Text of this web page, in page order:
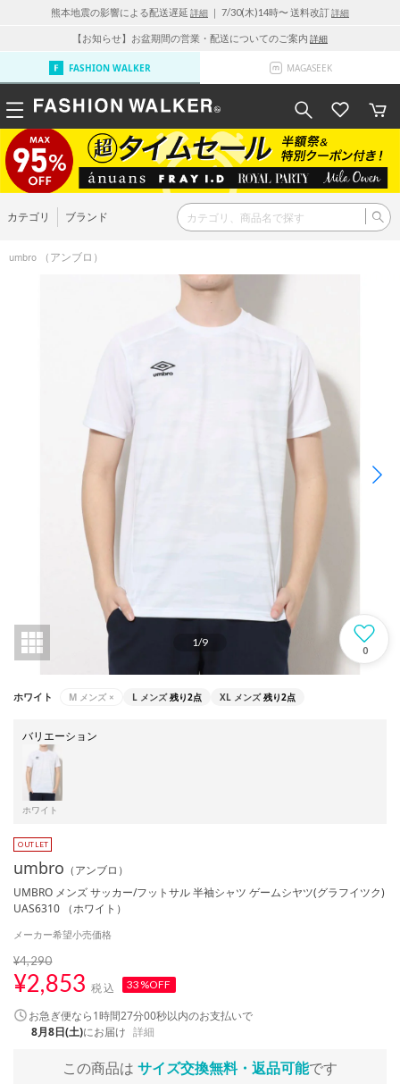
熊本地震の影響による配送遅延 詳細 ｜ 7/30(木)14時〜 送料改訂詳細
【お知らせ】お盆期間の営業・配送についてのご案内 詳細
FASHION WALKER MAGASEEK
カテゴリ ブランド
umbro （アンブロ）
1/9
0
ホワイト M メンズ × L メンズ 残り2点 XL メンズ 残り2点
バリエーション
ホワイト
umbro （アンブロ）
UMBRO メンズ サッカー/フットサル 半袖シャツ ゲームシヤツ(グラフイツク)
UAS6310 （ホワイト）
メーカー希望小売価格
¥4,290
¥2,853 税込 33%OFF
お急ぎ便なら1時間27分00秒以内のお支払いで
8月8日(土)にお届け 詳細
この商品は サイズ交換無料・返品可能です